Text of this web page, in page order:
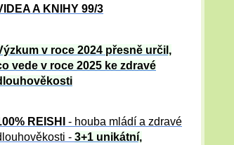
A KNIHY 99/3
v roce 2024 přesně určil,
vede v roce 2025 ke zdravé
REISHI
- houba mládí a zdravé
hověkosti - 3+1 unikátní,